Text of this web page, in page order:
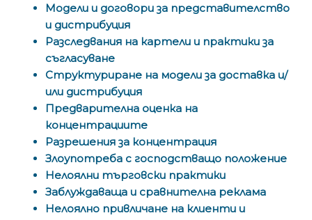
Модели и договори за представителство
и дистрибуция
Разследвания на картели и практики за
съгласуване
Структуриране на модели за доставка и/
или дистрибуция
Предварителна оценка на
концентрациите
Разрешения за концентрация
Злоупотреба с господстващо положение
Нелоялни търговски практики
Заблуждаваща и сравнителна реклама
Нелоялно привличане на клиенти и